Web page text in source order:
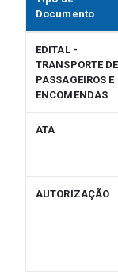
Documento
EDITAL -
TRANSPORTE DE
PASSAGEIROS E
ENCOMENDAS
ATA
AUTORIZAÇÃO